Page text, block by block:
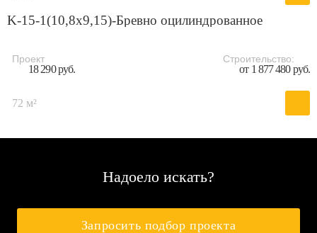
K-15-1(10,8х9,15)-Бревно оцилиндрованное
Проект
18 290 руб.
Строительство:
от 1 877 480 руб.
72 м²
Надоело искать?
Запросить подбор проекта